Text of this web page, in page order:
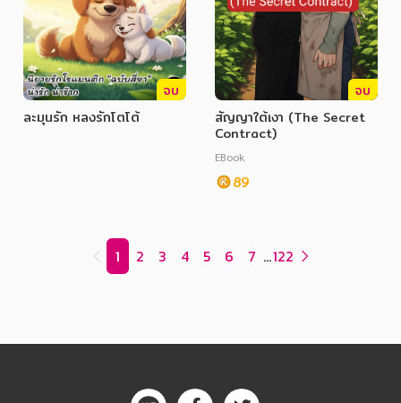
จบ
ละมุนรัก หลงรักโตโต้
จบ
สัญญาใต้เงา (The Secret
Contract)
EBook
89
1 2 3 4 5 6 7 ...122